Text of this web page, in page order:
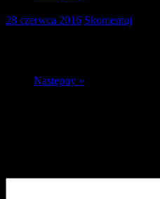
28 czerwca 2016 Skomentuj
Następny »